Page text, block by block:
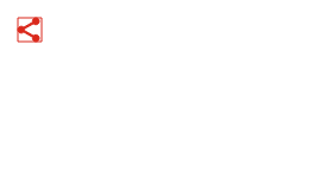
Twitter